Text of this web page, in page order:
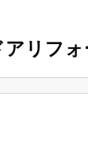
リフ